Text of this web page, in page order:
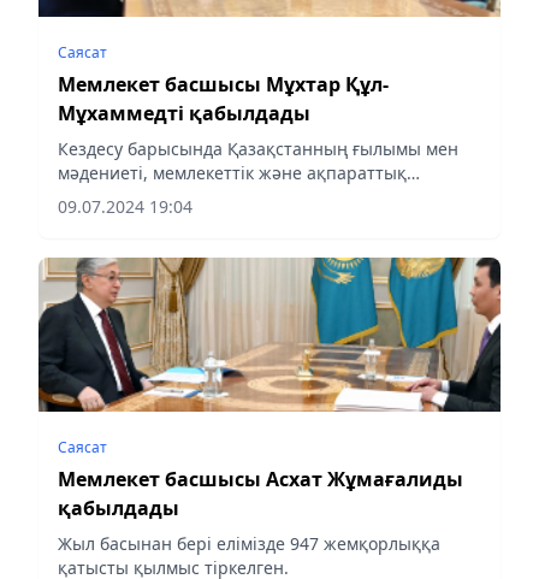
Саясат
Мемлекет басшысы Мұхтар Құл-
Мұхаммедті қабылдады
Кездесу барысында Қазақстанның ғылымы мен
мәдениеті, мемлекеттік және ақпараттық
қауіпсіздігі, сондай-ақ халықаралық
ынтымақтастық мәселелері талқыланды.
09.07.2024 19:04
Саясат
Мемлекет басшысы Асхат Жұмағалиды
қабылдады
Жыл басынан бері елімізде 947 жемқорлыққа
қатысты қылмыс тіркелген.